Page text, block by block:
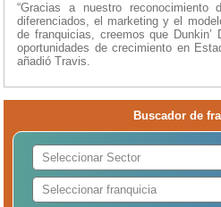
“Gracias a nuestro reconocimiento
diferenciados, el marketing y el
de franquicias, creemos que Dunkin’
oportunidades de crecimiento en
añadió Travis.
Buscador de